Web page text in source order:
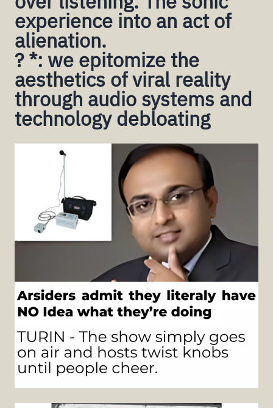
experience into an act of
alienation.
? *: we epitomize the
aesthetics of viral reality
through audio systems and
technology debloating